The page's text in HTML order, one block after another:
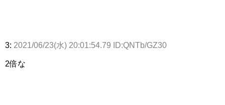
3: 2021/06/23(水) 20:01:54.79 ID:QNTb/GZ30
2倍な